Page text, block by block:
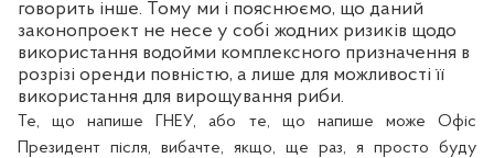
говорить інше. Тому ми і пояснюємо, що даний
законопроект не несе у собі жодних ризиків щодо
використання водойми комплексного призначення в
розрізі оренди повністю, а лише для можливості її
використання для вирощування риби.
Те, що напише ГНЕУ, або те, що напише може Офіс
Президент після, вибачте, якщо, ще раз, я просто буду